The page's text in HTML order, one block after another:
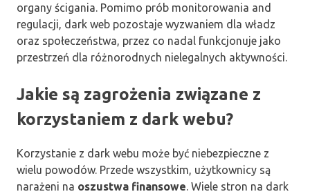
organy ścigania. Pomimo prób monitorowania and
regulacji, dark web pozostaje wyzwaniem dla władz
oraz społeczeństwa, przez co nadal funkcjonuje jako
przestrzeń dla różnorodnych nielegalnych aktywności.
Jakie są zagrożenia związane z
korzystaniem z dark webu?
Korzystanie z dark webu może być niebezpieczne z
wielu powodów. Przede wszystkim, użytkownicy są
narażeni na oszustwa finansowe. Wiele stron na dark